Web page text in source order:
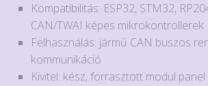
Kompatibilitás: ESP32, STM32,
CAN/TWAI képes mikrokontrollerek
Felhasználás: jármű CAN buszos
kommunikáció
Kivitel: kész, forrasztott modul panel